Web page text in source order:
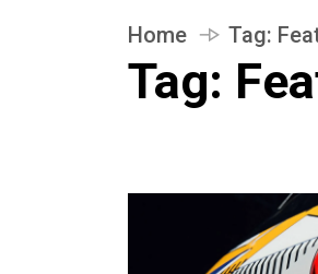
Home Tag:
Tag: